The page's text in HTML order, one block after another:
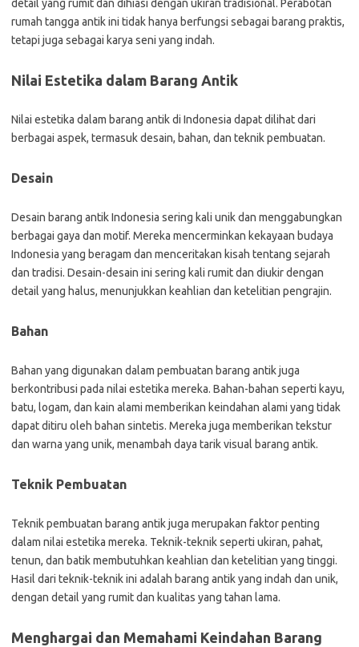
detail yang rumit dan dihiasi dengan ukiran tradisional. Perabotan
rumah tangga antik ini tidak hanya berfungsi sebagai barang praktis,
tetapi juga sebagai karya seni yang indah.
Nilai Estetika dalam Barang Antik
Nilai estetika dalam barang antik di Indonesia dapat dilihat dari
berbagai aspek, termasuk desain, bahan, dan teknik pembuatan.
Desain
Desain barang antik Indonesia sering kali unik dan menggabungkan
berbagai gaya dan motif. Mereka mencerminkan kekayaan budaya
Indonesia yang beragam dan menceritakan kisah tentang sejarah
dan tradisi. Desain-desain ini sering kali rumit dan diukir dengan
detail yang halus, menunjukkan keahlian dan ketelitian pengrajin.
Bahan
Bahan yang digunakan dalam pembuatan barang antik juga
berkontribusi pada nilai estetika mereka. Bahan-bahan seperti kayu,
batu, logam, dan kain alami memberikan keindahan alami yang tidak
dapat ditiru oleh bahan sintetis. Mereka juga memberikan tekstur
dan warna yang unik, menambah daya tarik visual barang antik.
Teknik Pembuatan
Teknik pembuatan barang antik juga merupakan faktor penting
dalam nilai estetika mereka. Teknik-teknik seperti ukiran, pahat,
tenun, dan batik membutuhkan keahlian dan ketelitian yang tinggi.
Hasil dari teknik-teknik ini adalah barang antik yang indah dan unik,
dengan detail yang rumit dan kualitas yang tahan lama.
Menghargai dan Memahami Keindahan Barang